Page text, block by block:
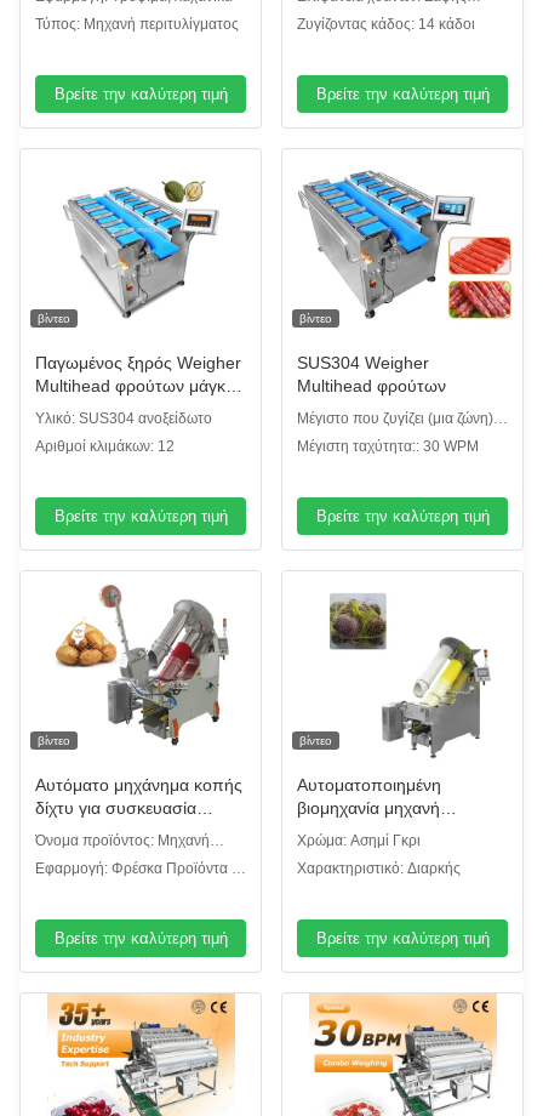
καρπών ζυγός
Τύπος: Μηχανή περιτυλίγματος
Βρείτε την καλύτερη τιμή
Multihead
χοάνη πιάτων
Ζυγίζοντας κάδος: 14 κάδοι
Βρείτε την καλύτερη τιμή
βίντεο
Παγωμένος ξηρός Weigher
Multihead φρούτων μάγκο
Durian ξηρός συνδυασμού
τύπος ζωνών εξοπλισμού
χειρωνακτικός
Υλικό: SUS304 ανοξείδωτο
Αριθμοί κλιμάκων: 12
Βρείτε την καλύτερη τιμή
βίντεο
SUS304 Weigher
Multihead φρούτων
Μέγιστο που ζυγίζει (μια ζώνη)::
2000g
Μέγιστη ταχύτητα:: 30 WPM
Βρείτε την καλύτερη τιμή
βίντεο
Αυτόματο μηχάνημα κοπής
δίχτυ για συσκευασία
δικτυωτών σακουλών
εσπεριδοειδών πατάτας
κρεμμυδιού
Όνομα προϊόντος: Μηχανή
κοπής διχτυών
Εφαρμογή: Φρέσκα Προϊόντα /
Βρείτε την καλύτερη τιμή
βίντεο
Αυτοματοποιημένη
βιομηχανία μηχανή
συσκευασίας αλιείας με
δίχτυα τσαντών πλέγματος
συστημάτων συσκευασίας
Χρώμα: Ασημί Γκρι
Χαρακτηριστικό: Διαρκής
Βρείτε την καλύτερη τιμή